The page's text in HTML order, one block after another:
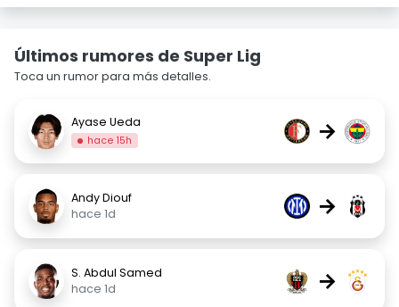
Últimos rumores de Super Lig
Toca un rumor para más detalles.
Ayase Ueda
hace 15h →
Andy Diouf
hace 1d
→
S. Abdul Samed
hace 1d
→